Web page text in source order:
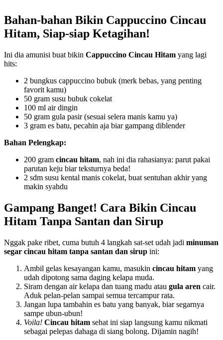
Bahan-bahan Bikin Cappuccino Cincau
Hitam, Siap-siap Ketagihan!
Ini dia amunisi buat bikin Cappuccino Cincau Hitam yang lagi
hits:
2 bungkus cappuccino bubuk (merk bebas, yang penting
favorit kamu)
50 gram susu bubuk cokelat
100 ml air dingin
50 gram gula pasir (sesuai selera manis kamu ya)
3 gram es batu, pecahin aja biar gampang diblender
Bahan Pelengkap:
200 gram cincau hitam, nah ini dia rahasianya: parut pakai
parutan keju biar teksturnya beda!
2 sdm susu kental manis cokelat, buat sentuhan akhir yang
makin syahdu
Gampang Banget! Cara Bikin Cincau
Hitam Tanpa Santan dan Sirup
Nggak pake ribet, cuma butuh 4 langkah sat-set udah jadi minuman
segar cincau hitam tanpa santan dan sirup ini:
Ambil gelas kesayangan kamu, masukin cincau hitam yang
udah dipotong sama daging kelapa muda.
Siram dengan air kelapa dan tuang madu atau gula aren cair.
Aduk pelan-pelan sampai semua tercampur rata.
Jangan lupa tambahin es batu yang banyak, biar segarnya
sampe ubun-ubun!
Voila! Cincau hitam sehat ini siap langsung kamu nikmati
sebagai pelepas dahaga di siang bolong. Dijamin nagih!